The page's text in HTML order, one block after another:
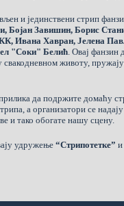
и јединствени стрип
Бојан Завишин, Борис
Ивана Хавран, Јелена
"Соки" Белић . Овај
свакодневном животу,
да подржите домаћу
а организатори се
и тако обогате нашу сцену.
удружење“Стрипотетке”и